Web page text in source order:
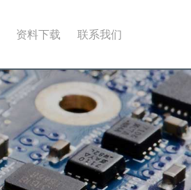
资料下载 联系我们